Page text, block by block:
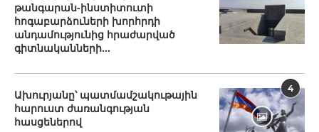
թանգարան-ինստիտուտի
հոգաբարձուների խորհրդի
անդամությունից հրաժարված
գիտնականների...
4
Ախուրյանը՝ պատմամշակութային
հարուստ ժառանգության
հասցեներով